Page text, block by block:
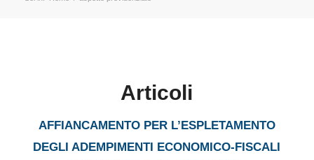
Articoli
AFFIANCAMENTO PER L’ESPLETAMENTO
DEGLI ADEMPIMENTI ECONOMICO-FISCALI